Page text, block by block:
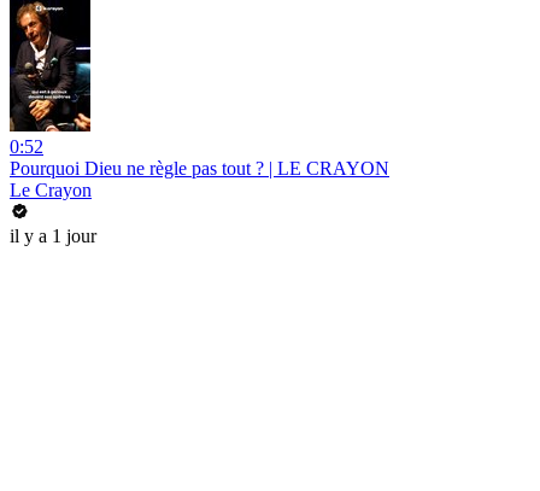
0:52
Pourquoi Dieu ne règle pas tout ? | LE CRAYON
Le Crayon
il y a 1 jour